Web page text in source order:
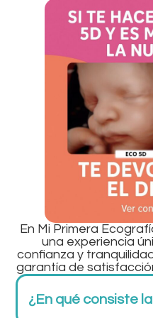
En Mi Primera
una experiencia
confianza y
garantía de
¿En qué consiste